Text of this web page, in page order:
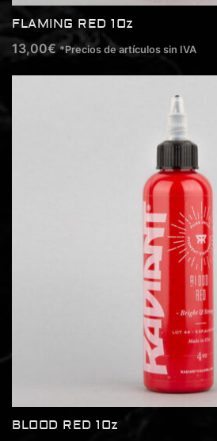
FLAMING RED 1Oz
13,00€ *Precios de artículos sin IVA
BLOOD RED 1Oz